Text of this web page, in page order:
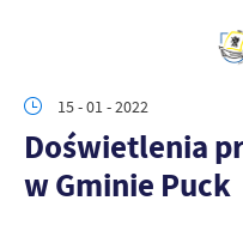
15 - 01 - 2022
Doświetlenia
w Gminie Puck